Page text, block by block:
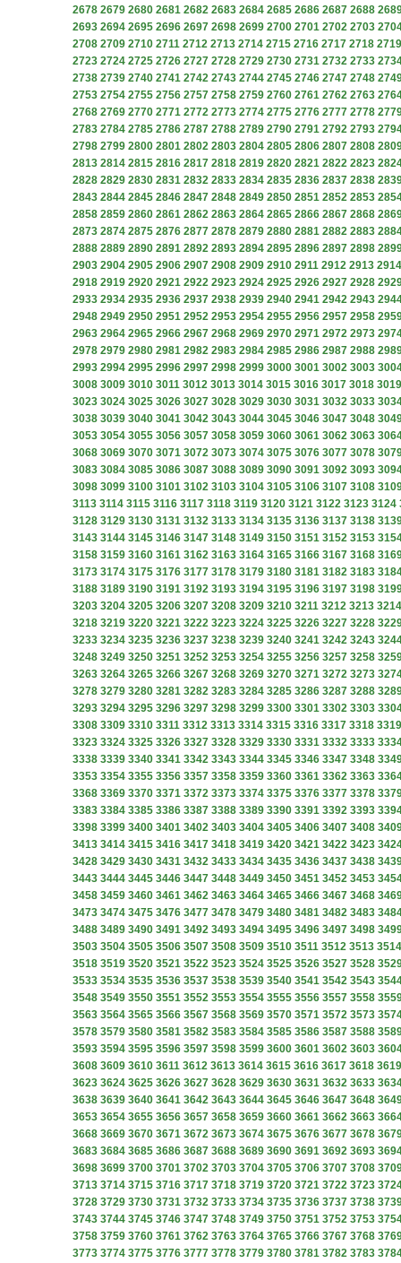
2678 2679 2680 2681 2682 2683 2684 2685 2686 2687 2688
2693 2694 2695 2696 2697 2698 2699 2700 2701 2702 2703
2708 2709 2710 2711 2712 2713 2714 2715 2716 2717 2718 2719
2723 2724 2725 2726 2727 2728 2729 2730 2731 2732 2733
2738 2739 2740 2741 2742 2743 2744 2745 2746 2747 2748
2753 2754 2755 2756 2757 2758 2759 2760 2761 2762 2763
2768 2769 2770 2771 2772 2773 2774 2775 2776 2777 2778
2783 2784 2785 2786 2787 2788 2789 2790 2791 2792 2793
2798 2799 2800 2801 2802 2803 2804 2805 2806 2807 2808
2813 2814 2815 2816 2817 2818 2819 2820 2821 2822 2823
2828 2829 2830 2831 2832 2833 2834 2835 2836 2837 2838
2843 2844 2845 2846 2847 2848 2849 2850 2851 2852 2853
2858 2859 2860 2861 2862 2863 2864 2865 2866 2867 2868
2873 2874 2875 2876 2877 2878 2879 2880 2881 2882 2883
2888 2889 2890 2891 2892 2893 2894 2895 2896 2897 2898
2903 2904 2905 2906 2907 2908 2909 2910 2911 2912 2913 2914
2918 2919 2920 2921 2922 2923 2924 2925 2926 2927 2928
2933 2934 2935 2936 2937 2938 2939 2940 2941 2942 2943
2948 2949 2950 2951 2952 2953 2954 2955 2956 2957 2958
2963 2964 2965 2966 2967 2968 2969 2970 2971 2972 2973
2978 2979 2980 2981 2982 2983 2984 2985 2986 2987 2988
2993 2994 2995 2996 2997 2998 2999 3000 3001 3002 3003
3008 3009 3010 3011 3012 3013 3014 3015 3016 3017 3018 3019
3023 3024 3025 3026 3027 3028 3029 3030 3031 3032 3033
3038 3039 3040 3041 3042 3043 3044 3045 3046 3047 3048
3053 3054 3055 3056 3057 3058 3059 3060 3061 3062 3063
3068 3069 3070 3071 3072 3073 3074 3075 3076 3077 3078
3083 3084 3085 3086 3087 3088 3089 3090 3091 3092 3093
3098 3099 3100 3101 3102 3103 3104 3105 3106 3107 3108
3113 3114 3115 3116 3117 3118 3119 3120 3121 3122 3123 3124
3128 3129 3130 3131 3132 3133 3134 3135 3136 3137 3138
3143 3144 3145 3146 3147 3148 3149 3150 3151 3152 3153
3158 3159 3160 3161 3162 3163 3164 3165 3166 3167 3168
3173 3174 3175 3176 3177 3178 3179 3180 3181 3182 3183
3188 3189 3190 3191 3192 3193 3194 3195 3196 3197 3198
3203 3204 3205 3206 3207 3208 3209 3210 3211 3212 3213 3214
3218 3219 3220 3221 3222 3223 3224 3225 3226 3227 3228
3233 3234 3235 3236 3237 3238 3239 3240 3241 3242 3243
3248 3249 3250 3251 3252 3253 3254 3255 3256 3257 3258
3263 3264 3265 3266 3267 3268 3269 3270 3271 3272 3273
3278 3279 3280 3281 3282 3283 3284 3285 3286 3287 3288
3293 3294 3295 3296 3297 3298 3299 3300 3301 3302 3303
3308 3309 3310 3311 3312 3313 3314 3315 3316 3317 3318 3319
3323 3324 3325 3326 3327 3328 3329 3330 3331 3332 3333
3338 3339 3340 3341 3342 3343 3344 3345 3346 3347 3348
3353 3354 3355 3356 3357 3358 3359 3360 3361 3362 3363
3368 3369 3370 3371 3372 3373 3374 3375 3376 3377 3378
3383 3384 3385 3386 3387 3388 3389 3390 3391 3392 3393
3398 3399 3400 3401 3402 3403 3404 3405 3406 3407 3408
3413 3414 3415 3416 3417 3418 3419 3420 3421 3422 3423
3428 3429 3430 3431 3432 3433 3434 3435 3436 3437 3438
3443 3444 3445 3446 3447 3448 3449 3450 3451 3452 3453
3458 3459 3460 3461 3462 3463 3464 3465 3466 3467 3468
3473 3474 3475 3476 3477 3478 3479 3480 3481 3482 3483
3488 3489 3490 3491 3492 3493 3494 3495 3496 3497 3498
3503 3504 3505 3506 3507 3508 3509 3510 3511 3512 3513 3514
3518 3519 3520 3521 3522 3523 3524 3525 3526 3527 3528
3533 3534 3535 3536 3537 3538 3539 3540 3541 3542 3543
3548 3549 3550 3551 3552 3553 3554 3555 3556 3557 3558
3563 3564 3565 3566 3567 3568 3569 3570 3571 3572 3573
3578 3579 3580 3581 3582 3583 3584 3585 3586 3587 3588
3593 3594 3595 3596 3597 3598 3599 3600 3601 3602 3603
3608 3609 3610 3611 3612 3613 3614 3615 3616 3617 3618 3619
3623 3624 3625 3626 3627 3628 3629 3630 3631 3632 3633
3638 3639 3640 3641 3642 3643 3644 3645 3646 3647 3648
3653 3654 3655 3656 3657 3658 3659 3660 3661 3662 3663
3668 3669 3670 3671 3672 3673 3674 3675 3676 3677 3678
3683 3684 3685 3686 3687 3688 3689 3690 3691 3692 3693
3698 3699 3700 3701 3702 3703 3704 3705 3706 3707 3708
3713 3714 3715 3716 3717 3718 3719 3720 3721 3722 3723
3728 3729 3730 3731 3732 3733 3734 3735 3736 3737 3738
3743 3744 3745 3746 3747 3748 3749 3750 3751 3752 3753
3758 3759 3760 3761 3762 3763 3764 3765 3766 3767 3768
3773 3774 3775 3776 3777 3778 3779 3780 3781 3782 3783